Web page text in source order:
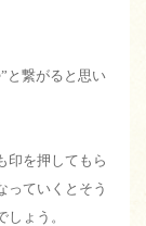
と繋がると思い
印を押してもら
っていくとそう
ょう。